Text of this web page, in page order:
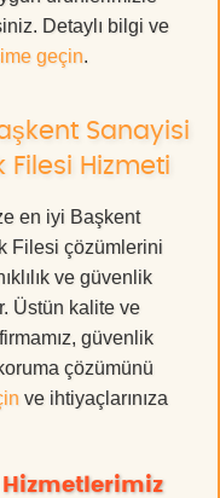
Detaylı bilgi ve
geçin.
Sanayisi
Filesi Hizmeti
en iyi Başkent
Filesi çözümlerini
ve güvenlik
Üstün kalite ve
güvenlik
çözümünü
ve ihtiyaçlarınıza
Hizmetlerimiz